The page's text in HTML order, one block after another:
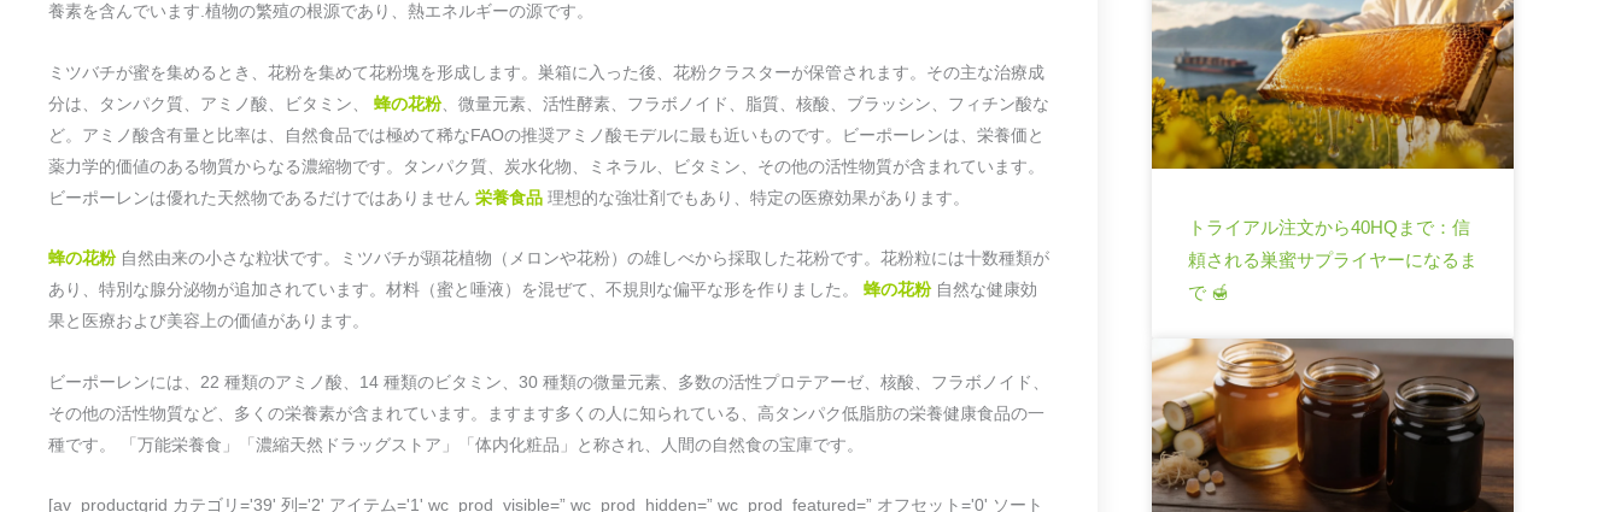
養素を含んでいます.植物の繁殖の根源であり、熱エネルギーの源です。
ミツバチが蜜を集めるとき、花粉を集めて花粉塊を形成します。巣箱に入った後、花粉クラスターが保管されます。その主な治療成
分は、タンパク質、アミノ酸、ビタミン、 蜂の花粉、微量元素、活性酵素、フラボノイド、脂質、核酸、ブラッシン、フィチン酸な
ど。アミノ酸含有量と比率は、自然食品では極めて稀なFAOの推奨アミノ酸モデルに最も近いものです。ビーポーレンは、栄養価と
薬力学的価値のある物質からなる濃縮物です。タンパク質、炭水化物、ミネラル、ビタミン、その他の活性物質が含まれています。
ビーポーレンは優れた天然物であるだけではありません 栄養食品 理想的な強壮剤でもあり、特定の医療効果があります。
蜂の花粉自然由来の小さな粒状です。ミツバチが顕花植物（メロンや花粉）の雄しべから採取した花粉です。花粉粒には十数種類が
あり、特別な腺分泌物が追加されています。材料（蜜と唾液）を混ぜて、不規則な偏平な形を作りました。 蜂の花粉自然な健康効
果と医療および美容上の価値があります。
ビーポーレンには、22 種類のアミノ酸、14 種類のビタミン、30 種類の微量元素、多数の活性プロテアーゼ、核酸、フラボノイド、
その他の活性物質など、多くの栄養素が含まれています。ますます多くの人に知られている、高タンパク低脂肪の栄養健康食品の一
種です。 「万能栄養食」「濃縮天然ドラッグストア」「体内化粧品」と称され、人間の自然食の宝庫です。
[av_productgrid カテゴリ='39' 列='2' アイテム='1' wc_prod_visible=” wc_prod_hidden=” wc_prod_featured=” オフセット='0' ソート
トライアル注文から40HQまで：信
頼される巣蜜サプライヤーになるま
で 🍯